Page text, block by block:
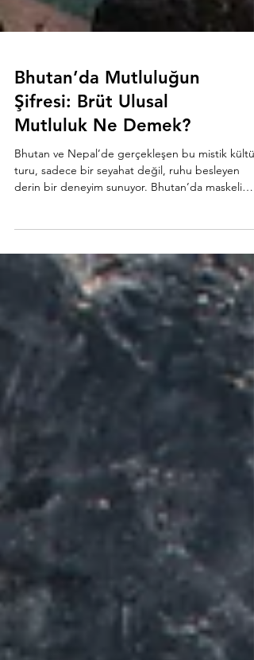
Bhutan’da Mutluluğun
Şifresi: Brüt Ulusal
Mutluluk Ne Demek?
Bhutan ve Nepal’de gerçekleşen bu mistik kültür
stupaların etrafında huzuru keşfedeceksiniz.
UNESCO miraslarını görüp, Tiger’s Nest’e
tırmanacak; doğa, gelenek ve maneviyatla iç içe
unutulmaz bir yolculuk yaşayacaksınız.